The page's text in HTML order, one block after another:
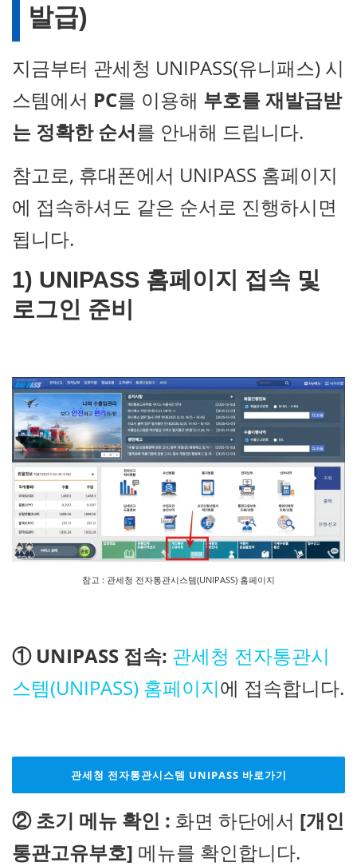
발급)
지금부터 관세청 UNIPASS(유니패스) 시
스템에서 PC를 이용해 부호를 재발급받
는 정확한 순서를 안내해 드립니다.
참고로, 휴대폰에서 UNIPASS 홈페이지
에 접속하셔도 같은 순서로 진행하시면
됩니다.
1) UNIPASS 홈페이지 접속 및
로그인 준비
참고 : 관세청 전자통관시스템(UNIPASS) 홈페이지
① UNIPASS 접속: 관세청 전자통관시
스템(UNIPASS) 홈페이지에 접속합니다.
관세청 전자통관시스템 UNIPASS 바로가기
② 초기 메뉴 확인 : 화면 하단에서 [개인
통관고유부호] 메뉴를 확인합니다.